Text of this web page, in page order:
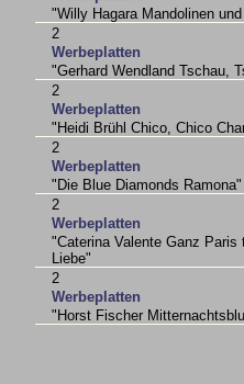
"Willy Hagara Mandolinen
2
Werbeplatten
"Gerhard Wendland Tschau,
2
Werbeplatten
"Heidi Brühl Chico, Chico
2
Werbeplatten
"Die Blue Diamonds Ramona"
2
Werbeplatten
"Caterina Valente Ganz Paris
Liebe"
2
Werbeplatten
"Horst Fischer